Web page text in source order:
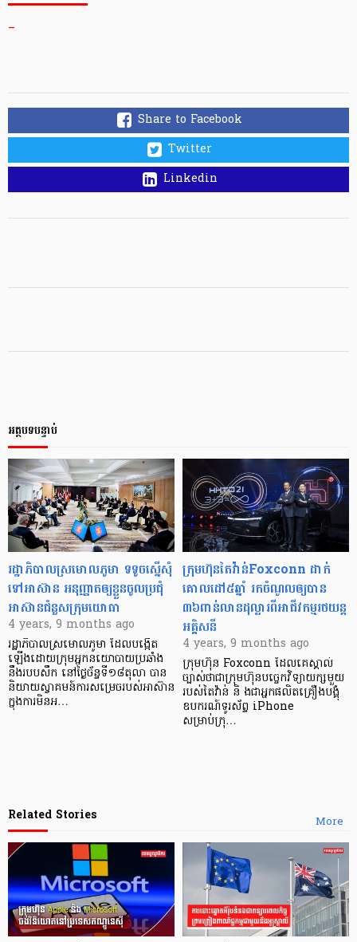
_
Share to Facebook
Twitter
Linkedin
អត្ថបទបន្ទាប់
រដ្ឋាភិបាលស្រមោលភូមា ទទូចស្នើសុំ
ទៅអាស៊ាន អនុញ្ញាតឲ្យខ្លួនចូលប្រជុំ
អាស៊ានជំនួសក្រុមយោធា
4 years, 9 months ago
រដ្ឋាភិបាលស្រមោលភូមា ដែលបង្កើត
ឡើងដោយក្រុមអ្នកនយោបាយប្រឆាំង
នឹងរបបសឹក នៅថ្ងៃច័ន្ទទី១៨តុលា បាន
និយាយស្វាគមន៍ការសម្រេចរបស់អាស៊ាន
ក្នុងការមិនអ…
ក្រុមហ៊ុនតៃវ៉ាន់Foxconn ដាក់
គោលដៅ៥ឆ្នាំ រកចំណូលឲ្យបាន
៣៦ពាន់លានដុល្លារពីអាជីវកម្មរថយន្ដ
អគ្គិសនី
4 years, 9 months ago
ក្រុមហ៊ុន Foxconn ដែលគេស្គាល់
ច្បាស់ថាជាក្រុមហ៊ុនបច្ចេកវិទ្យាយក្សមួយ
របស់តៃវ៉ាន់ និ ងជាអ្នកផលិតគ្រឿងបង្គុំ
ឧបករណ៍ទូរស័ព្ទ iPhone
សម្រាប់ក្រុ…
More
Related Stories